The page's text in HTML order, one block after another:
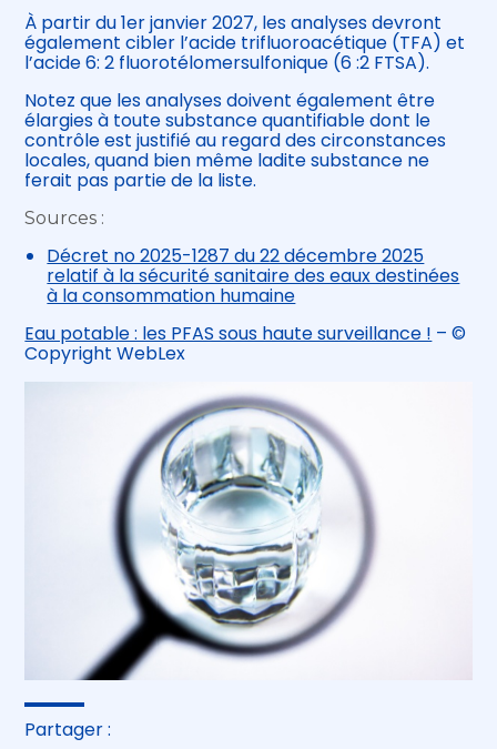
À partir du 1er janvier 2027, les analyses devront
également cibler l’acide trifluoroacétique (TFA) et
l’acide 6: 2 fluorotélomersulfonique (6 :2 FTSA).
Notez que les analyses doivent également être
élargies à toute substance quantifiable dont le
contrôle est justifié au regard des circonstances
locales, quand bien même ladite substance ne
ferait pas partie de la liste.
Sources :
Décret no 2025-1287 du 22 décembre 2025
relatif à la sécurité sanitaire des eaux destinées
à la consommation humaine
Eau potable : les PFAS sous haute surveillance ! – ©
Copyright WebLex
Partager :